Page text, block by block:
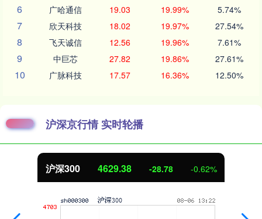
6 广哈通信 19.03 19.99% 5.74%
7 欣天科技 18.02 19.97% 27.54%
8 飞天诚信 12.56 19.96% 7.61%
9 中巨芯 27.82 19.86% 27.61%
10 广脉科技 17.57 16.36% 12.50%
沪深京行情 实时轮播
沪深300 4629.38 -28.78 -0.62%